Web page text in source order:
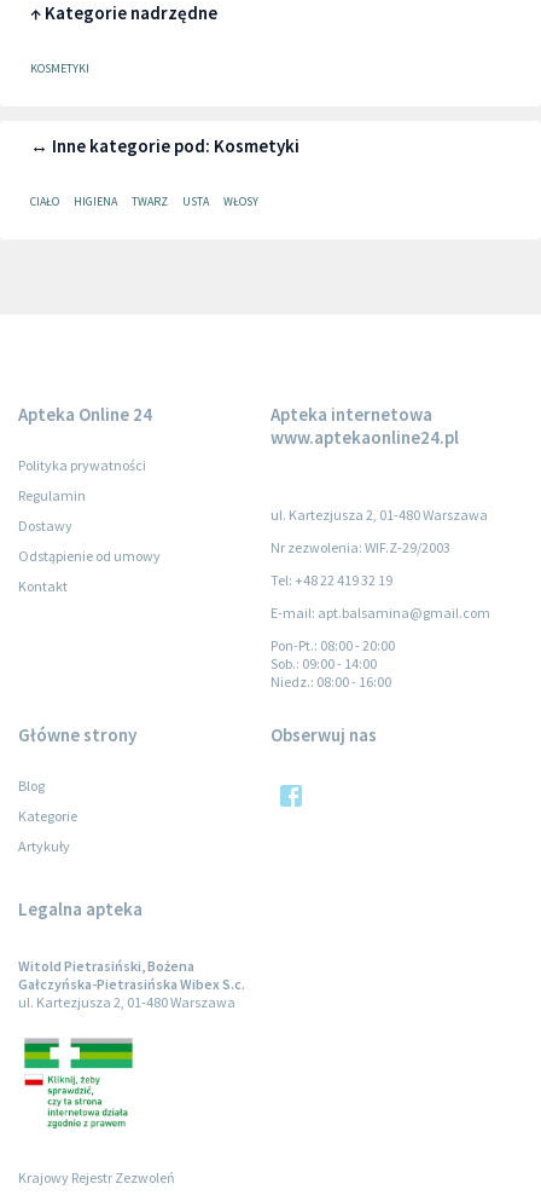
↑ Kategorie nadrzędne
KOSMETYKI
↔ Inne kategorie pod: Kosmetyki
CIAŁO HIGIENA TWARZ USTA WŁOSY
Apteka Online 24
Polityka prywatności
Regulamin
Dostawy
Odstąpienie od umowy
Kontakt
Apteka internetowa
www.aptekaonline24.pl
ul. Kartezjusza 2, 01-480 Warszawa
Nr zezwolenia: WIF.Z-29/2003
Tel: +48 22 419 32 19
E-mail: apt.balsamina@gmail.com
Pon-Pt.: 08:00 - 20:00
Sob.: 09:00 - 14:00
Niedz.: 08:00 - 16:00
Główne strony
Blog
Kategorie
Artykuły
Legalna apteka
Witold Pietrasiński, Bożena
Gałczyńska-Pietrasińska Wibex S.c.
ul. Kartezjusza 2, 01-480 Warszawa
Krajowy Rejestr Zezwoleń
Obserwuj nas